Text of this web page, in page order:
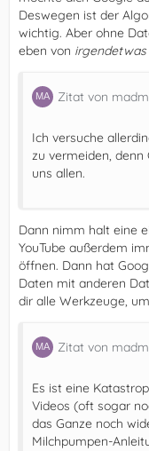
Deswegen ist der
wichtig. Aber ohne
eben von irgendetwas
Zitat von
Ich versuche
zu vermeiden, denn
uns allen.
Dann nimm halt eine
YouTube außerdem
öffnen. Dann hat
Daten mit anderen
dir alle Werkzeuge,
Zitat von
Es ist eine
Videos (oft sogar
das Ganze noch
Milchpumpen-